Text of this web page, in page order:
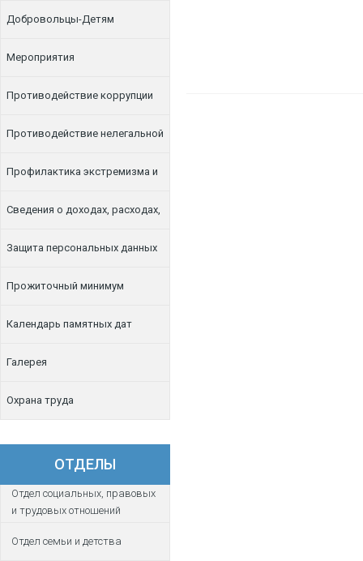
Добровольцы-Детям
Мероприятия
Противодействие коррупции
Противодействие нелегальной
занятости
Профилактика экстремизма и
терроризма
Сведения о доходах, расходах,
об имуществе и обязательствах
имущественного характера
Защита персональных данных
Прожиточный минимум
Календарь памятных дат
Галерея
Охрана труда
ОТДЕЛЫ
Отдел социальных, правовых
и трудовых отношений
Отдел семьи и детства